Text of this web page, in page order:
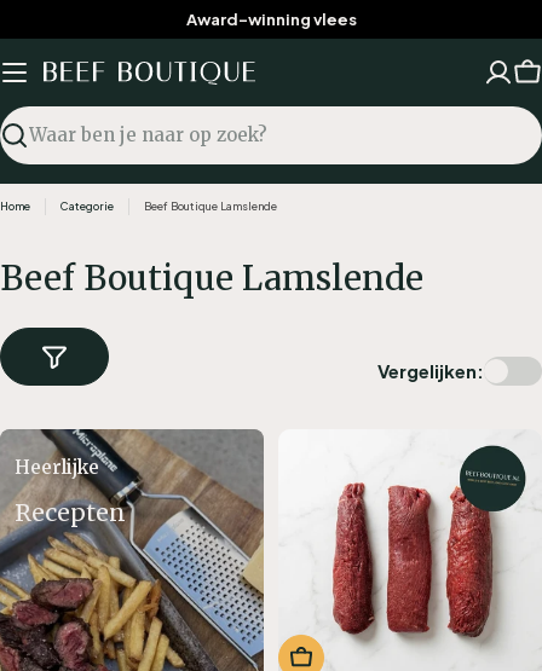
naar
inhoud
Award-winning vlees
Zoekopdracht
Home Categorie Beef Boutique Lamslende
C
t
e
g
o
r
i
e
:
Beef Boutique Lamslende
Vergelijken:
Heerlijke
Recepten
Kies opties